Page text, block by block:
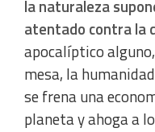
la naturaleza
atentado contra la
apocalíptico
mesa, la
se frena una
planeta y ahoga a
Use limited data to
IAB Special Features:
Use precise